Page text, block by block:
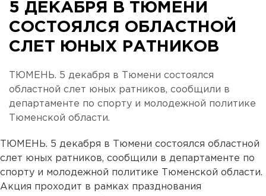
5 ДЕКАБРЯ В ТЮМЕНИ
СОСТОЯЛСЯ ОБЛАСТНОЙ
СЛЕТ ЮНЫХ РАТНИКОВ
ТЮМЕНЬ. 5 декабря в Тюмени состоялся
областной слет юных ратников, сообщили в
департаменте по спорту и молодежной политике
Тюменской области.
ТЮМЕНЬ. 5 декабря в Тюмени состоялся областной
слет юных ратников, сообщили в департаменте по
спорту и молодежной политике Тюменской области.
Акция проходит в рамках празднования